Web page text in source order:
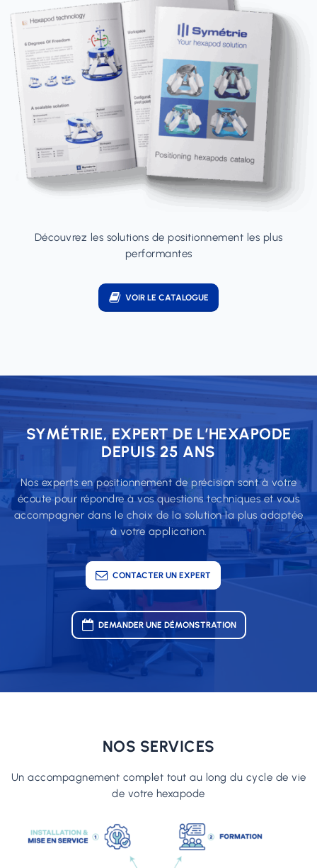
Découvrez les solutions de positionnement les plus
performantes
VOIR LE CATALOGUE
SYMÉTRIE, EXPERT DE L’HEXAPODE
DEPUIS 25 ANS
Nos experts en positionnement de précision sont à votre
écoute pour répondre à vos questions techniques et vous
accompagner dans le choix de la solution la plus adaptée
à votre application.
CONTACTER UN EXPERT
DEMANDER UNE DÉMONSTRATION
NOS SERVICES
Un accompagnement complet tout au long du cycle de vie
de votre hexapode